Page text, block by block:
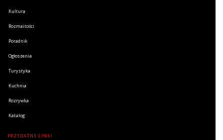
Kultura
Rozmaitości
Poradnik
Ogłoszenia
Turystyka
Kuchnia
Rozrywka
Katalog
PRZYDATNE LINKI